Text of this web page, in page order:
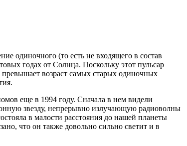
одиночного (то есть не входящего в состав
годах от Солнца. Поскольку этот пульсар
превышает возраст самых старых одиночных
еще в 1994 году. Сначала в нем видели
звезду, непрерывно излучающую радиоволны
в малости расстояния до нашей планеты
что он также довольно сильно светит и в